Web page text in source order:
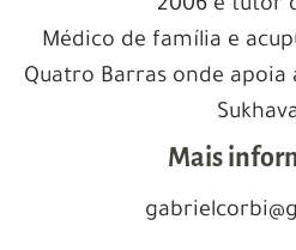
2006 e tutor
Médico de família e
Quatro Barras onde apoia
Mais